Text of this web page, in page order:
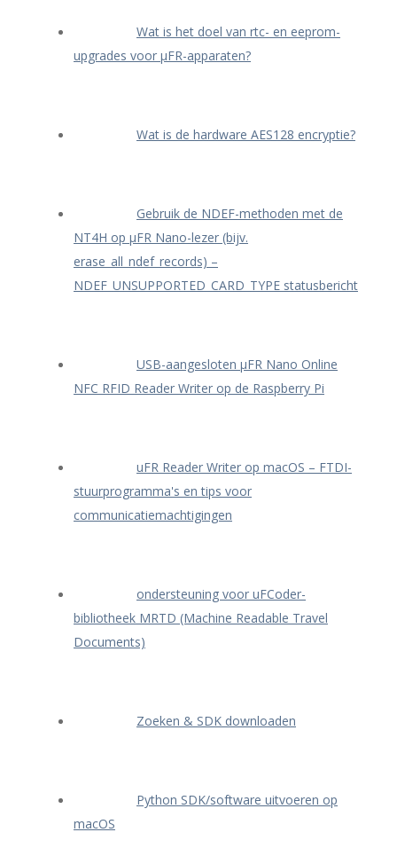
Wat is het doel van rtc- en eeprom-
upgrades voor μFR-apparaten?
Wat is de hardware AES128 encryptie?
Gebruik de NDEF-methoden met de
NT4H op μFR Nano-lezer (bijv.
erase_all_ndef_records) –
NDEF_UNSUPPORTED_CARD_TYPE statusbericht
USB-aangesloten μFR Nano Online
NFC RFID Reader Writer op de Raspberry Pi
uFR Reader Writer op macOS – FTDI-
stuurprogramma's en tips voor
communicatiemachtigingen
ondersteuning voor uFCoder-
bibliotheek MRTD (Machine Readable Travel
Documents)
Zoeken & SDK downloaden
Python SDK/software uitvoeren op
macOS